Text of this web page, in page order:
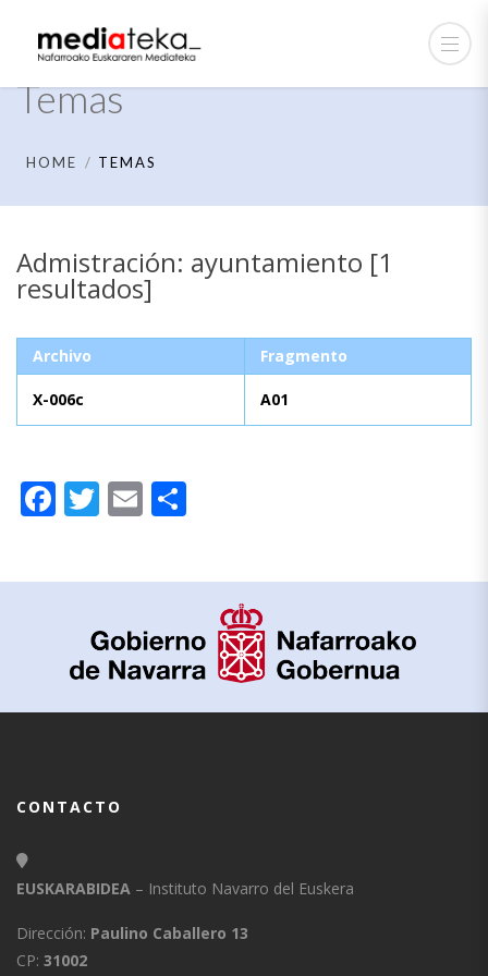
Temas
HOME TEMAS
Admistración: ayuntamiento [1
resultados]
Archivo Fragmento
X-006c A01
Facebook
Twitter
Email
CONTACTO
EUSKARABIDEA – Instituto Navarro del Euskera
Dirección: Paulino Caballero 13
CP: 31002